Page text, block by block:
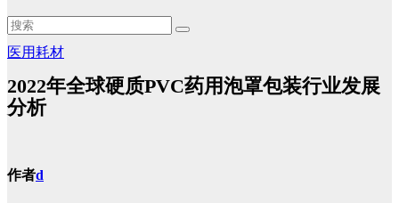
医用耗材
2022年全球硬质PVC药用泡罩包装行业发展
分析
作者d